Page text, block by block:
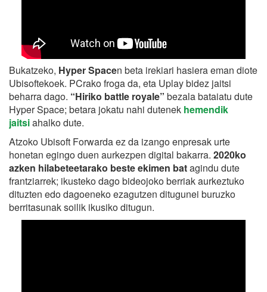
Bukatzeko, Hyper Spacen beta irekiari hasiera eman diote
Ubisoftekoek. PCrako froga da, eta Uplay bidez jaitsi
beharra dago. “Hiriko battle royale” bezala bataiatu dute
Hyper Space; betara jokatu nahi dutenek hemendik
jaitsiahalko dute.
Atzoko Ubisoft Forwarda ez da izango enpresak urte
honetan egingo duen aurkezpen digital bakarra. 2020ko
azken hilabeteetarako beste ekimen batagindu dute
frantziarrek; ikusteko dago bideojoko berriak aurkeztuko
dituzten edo dagoeneko ezagutzen ditugunei buruzko
berritasunak soilik ikusiko ditugun.